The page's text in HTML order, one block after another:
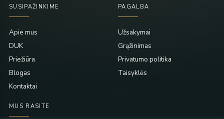
SUSIPAŽINKIME
Apie mus
DUK
Priežiūra
Blogas
Kontaktai
PAGALBA
Užsakymai
Grąžinimas
Privatumo politika
Taisyklės
MUS RASITE